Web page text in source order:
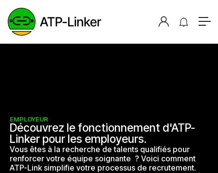
EMPLOYEUR
Découvrez le fonctionnement d'ATP-
Linker pour les employeurs.
Vous êtes à la recherche de talents qualifiés pour
renforcer votre équipe soignante ? Voici comment
ATP-Link simplifie votre processus de recrutement.